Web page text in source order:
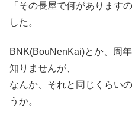
「その長屋で何があります
した。
BNK(BouNenKai)とか、周
知りませんが、
なんか、それと同じくらい
うか。